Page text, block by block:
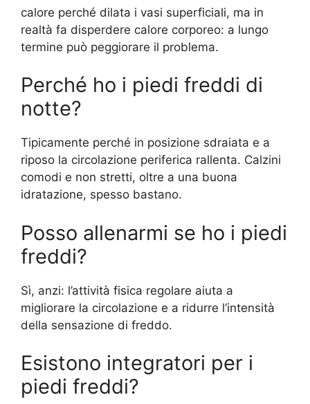
calore perché dilata i vasi superficiali, ma in
realtà fa disperdere calore corporeo: a lungo
termine può peggiorare il problema.
Perché ho i piedi freddi di
notte?
Tipicamente perché in posizione sdraiata e a
riposo la circolazione periferica rallenta. Calzini
comodi e non stretti, oltre a una buona
idratazione, spesso bastano.
Posso allenarmi se ho i piedi
freddi?
Sì, anzi: l’attività fisica regolare aiuta a
migliorare la circolazione e a ridurre l’intensità
della sensazione di freddo.
Esistono integratori per i
piedi freddi?